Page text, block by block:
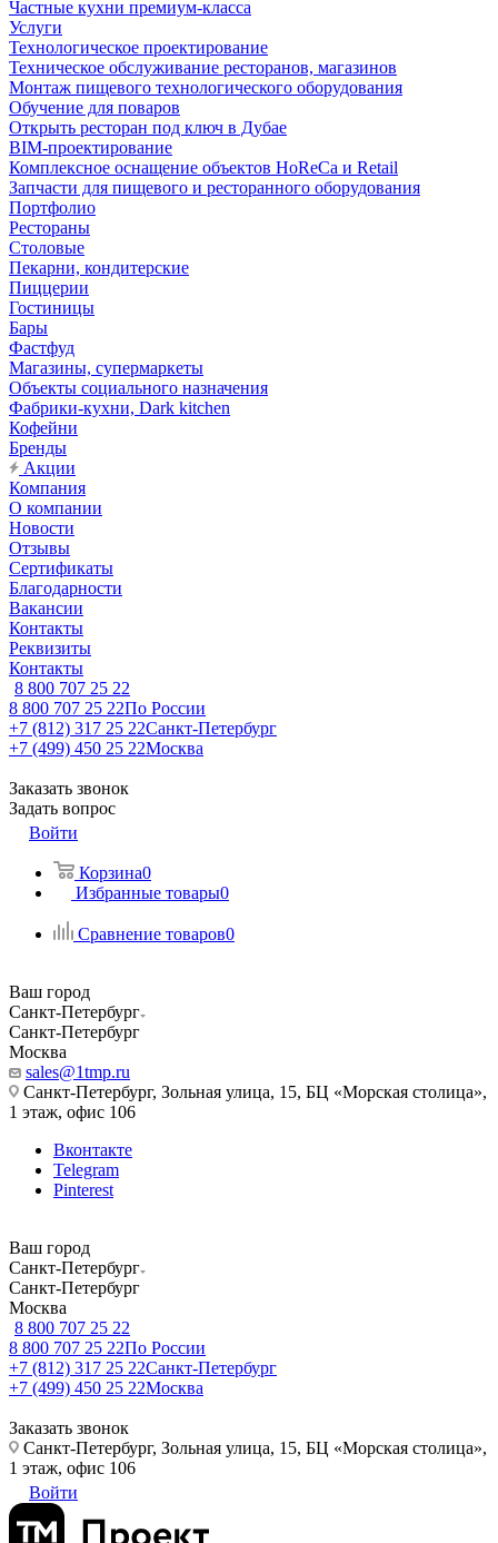
Частные кухни премиум-класса
Услуги
Технологическое проектирование
Техническое обслуживание ресторанов, магазинов
Монтаж пищевого технологического оборудования
Обучение для поваров
Открыть ресторан под ключ в Дубае
BIM-проектирование
Комплексное оснащение объектов HoReCa и Retail
Запчасти для пищевого и ресторанного оборудования
Портфолио
Рестораны
Столовые
Пекарни, кондитерские
Пиццерии
Гостиницы
Бары
Фастфуд
Магазины, супермаркеты
Объекты социального назначения
Фабрики-кухни, Dark kitchen
Кофейни
Бренды
Акции
Компания
О компании
Новости
Отзывы
Сертификаты
Благодарности
Вакансии
Контакты
Реквизиты
Контакты
8 800 707 25 22
8 800 707 25 22По России
+7 (812) 317 25 22Санкт-Петербург
+7 (499) 450 25 22Москва
Заказать звонок
Задать вопрос
Войти
Корзина0
Избранные товары0
Сравнение товаров0
Ваш город
Санкт-Петербург
Санкт-Петербург
Москва
sales@1tmp.ru
Санкт-Петербург, Зольная улица, 15, БЦ «Морская столица»,
1 этаж, офис 106
Вконтакте
Telegram
Pinterest
Ваш город
Санкт-Петербург
Санкт-Петербург
Москва
8 800 707 25 22
8 800 707 25 22По России
+7 (812) 317 25 22Санкт-Петербург
+7 (499) 450 25 22Москва
Заказать звонок
Санкт-Петербург, Зольная улица, 15, БЦ «Морская столица»,
1 этаж, офис 106
Войти